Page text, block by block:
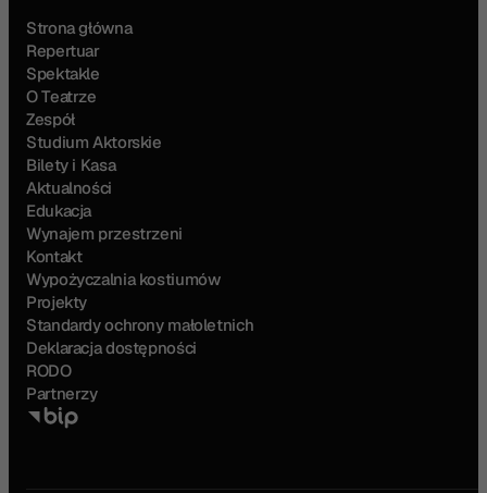
Strona główna
Repertuar
Spektakle
O Teatrze
Zespół
Studium Aktorskie
Bilety i Kasa
Aktualności
Edukacja
Wynajem przestrzeni
Kontakt
Wypożyczalnia kostiumów
Projekty
Standardy ochrony małoletnich
Deklaracja dostępności
RODO
Partnerzy